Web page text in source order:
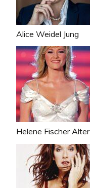
Alice Weidel Jung
Helene Fischer Alter